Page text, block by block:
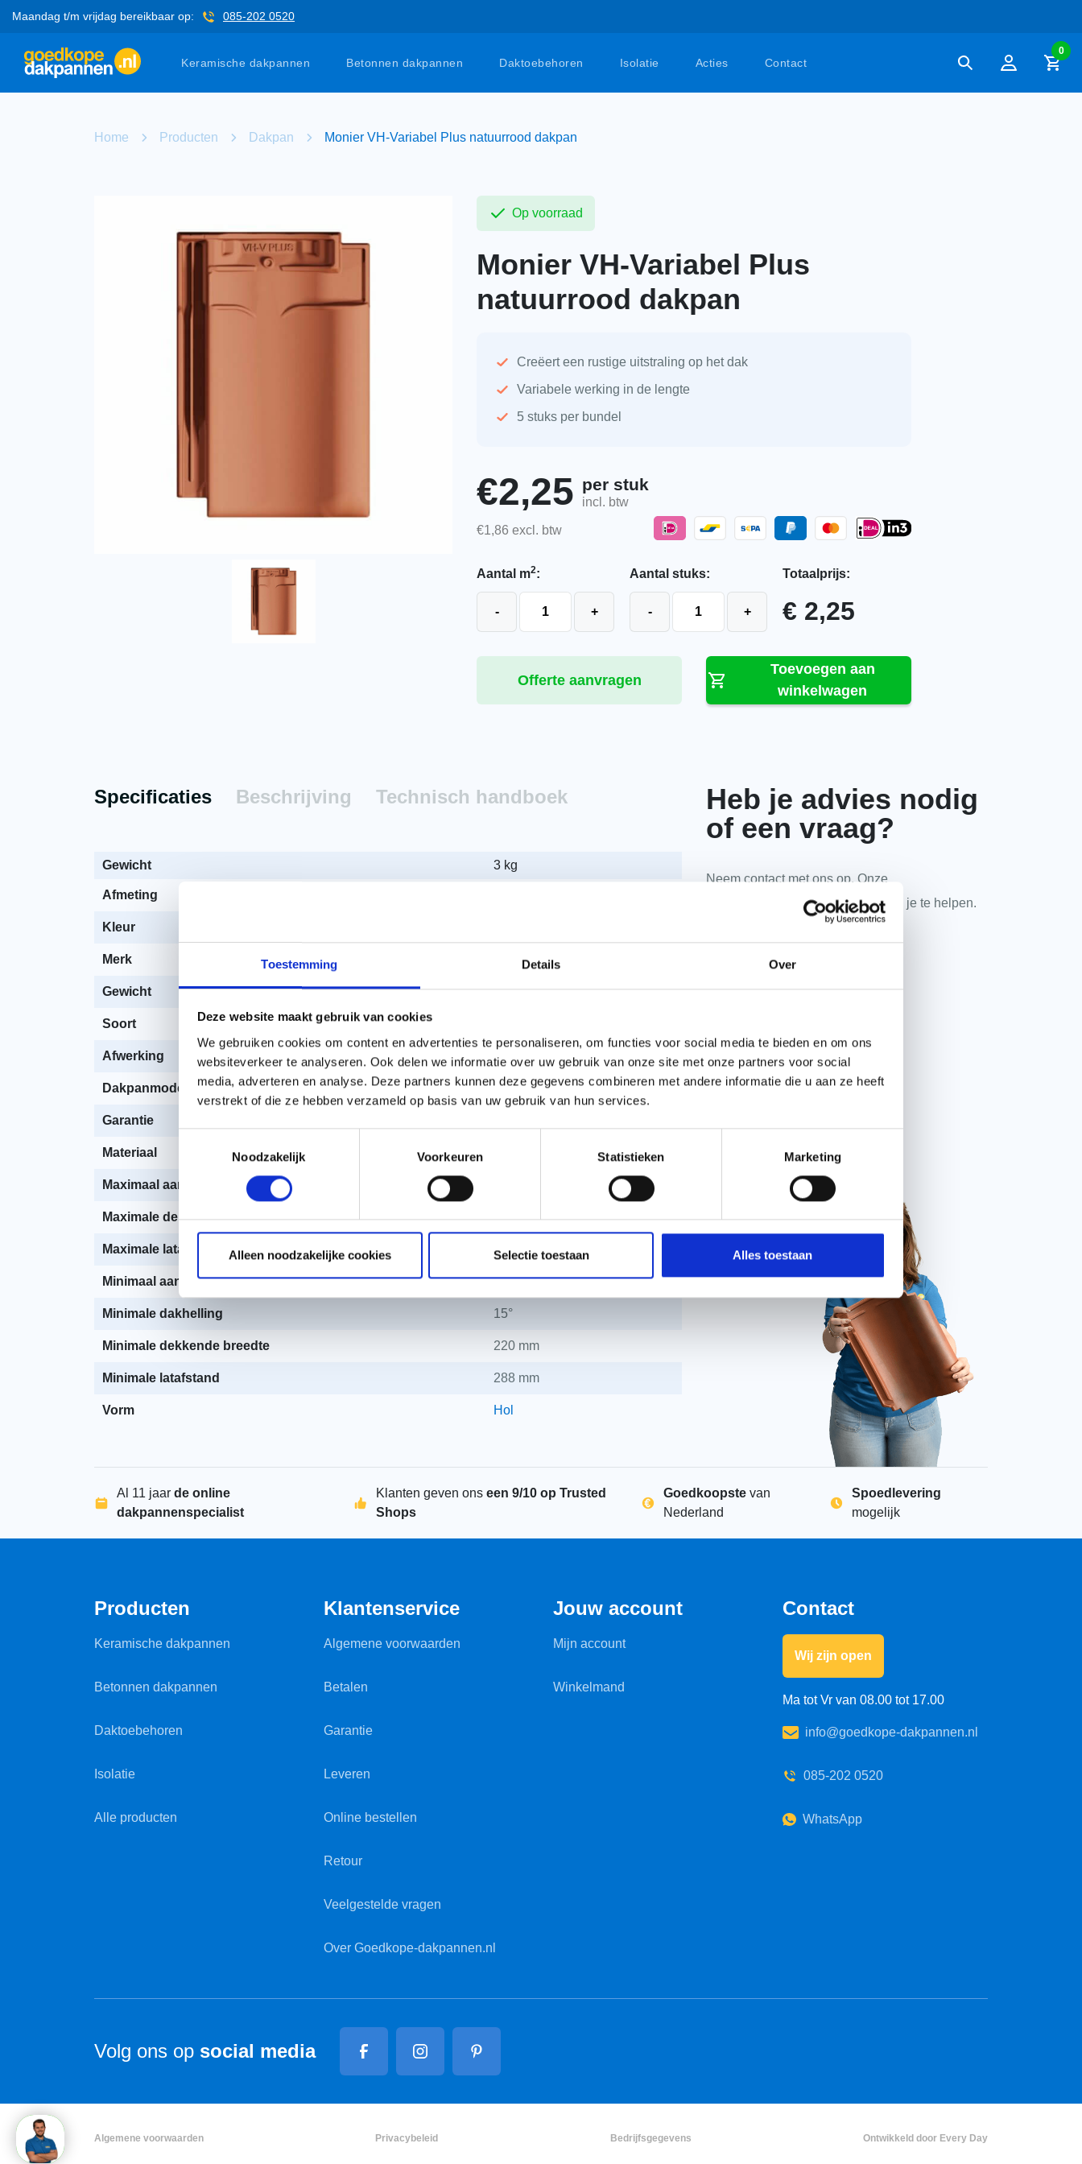
Toestemming Details Over
Deze website maakt gebruik van cookies
We gebruiken cookies om content en advertenties te personaliseren, om functies voor social media te bieden en om ons
websiteverkeer te analyseren. Ook delen we informatie over uw gebruik van onze site met onze partners voor social
media, adverteren en analyse. Deze partners kunnen deze gegevens combineren met andere informatie die u aan ze heeft
verstrekt of die ze hebben verzameld op basis van uw gebruik van hun services.
Noodzakelijk
Voorkeuren Statistieken Marketing
Alleen noodzakelijke cookies Selectie toestaan Alles toestaan
Maandag t/m vrijdag bereikbaar op: 085-202 0520
Keramische dakpannen Betonnen dakpannen Daktoebehoren Isolatie Acties Contact
0
Home Producten Dakpan Monier VH-Variabel Plus natuurrood dakpan
Op voorraad
Monier VH-Variabel Plus
natuurrood dakpan
Creëert een rustige uitstraling op het dak
Variabele werking in de lengte
5 stuks per bundel
€2,25 per stuk
incl. btw
€1,86 excl. btw
Aantal m2:
-
+
Aantal stuks:
-
Monier VH-Variabel Plus natuurrood dakpan aantal
+
Totaalprijs:
€ 2,25
Offerte aanvragen
Toevoegen aan
winkelwagen
Specificaties Beschrijving Technisch handboek
Gewicht 3 kg
Afmeting
Kleur
Merk Monier
Gewicht 3 kg
Soort
Afwerking Naturel
Dakpanmodel VH-Variabel
Garantie
Materiaal
Maximaal aantal per m2
Maximale dekkende breedte 220 mm
Maximale latafstand 310 mm
Minimaal aantal per m2 14,5
Minimale dakhelling 15°
Minimale dekkende breedte 220 mm
Minimale latafstand 288 mm
Vorm Hol
Heb je advies nodig
of een vraag?
Neem contact met ons op. Onze
dakpanspecialisten zitten klaar om je te helpen.
WhatsApp met ons
Al 11 jaar de online
dakpannenspecialist
Klanten geven ons een 9/10 op Trusted
Shops
Goedkoopste van
Nederland
Spoedlevering
mogelijk
Producten
Keramische dakpannen
Betonnen dakpannen
Daktoebehoren
Isolatie
Alle producten
Klantenservice
Algemene voorwaarden
Betalen
Garantie
Leveren
Online bestellen
Retour
Veelgestelde vragen
Over Goedkope-dakpannen.nl
Jouw account
Mijn account
Winkelmand
Contact
Wij zijn open
Ma tot Vr van 08.00 tot 17.00
info@goedkope-dakpannen.nl
085-202 0520
WhatsApp
Volg ons op social media
Algemene voorwaarden Privacybeleid Bedrijfsgegevens Ontwikkeld door Every Day